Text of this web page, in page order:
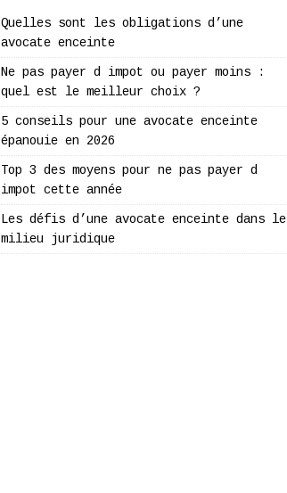
Quelles sont les obligations d’une
avocate enceinte
Ne pas payer d impot ou payer moins :
quel est le meilleur choix ?
5 conseils pour une avocate enceinte
épanouie en 2026
Top 3 des moyens pour ne pas payer d
impot cette année
Les défis d’une avocate enceinte dans le
milieu juridique